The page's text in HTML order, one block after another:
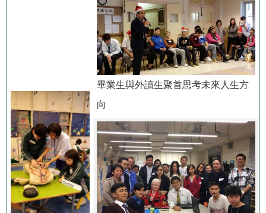
畢業生與外讀生聚首思考未來人生方
向